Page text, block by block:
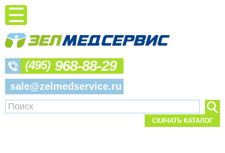
(495) 968-88-29
sale@zelmedservice.ru
СКАЧАТЬ КАТАЛОГ